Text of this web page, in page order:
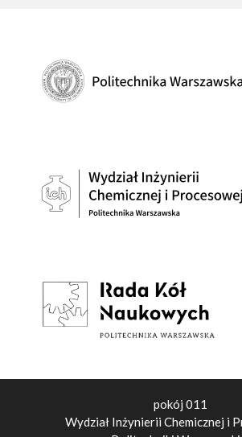
pokój 011
Wydział Inżynierii Chemicznej i